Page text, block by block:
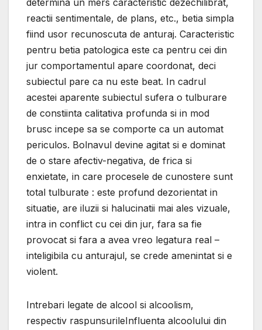
determina un mers caracteristic dezechilibrat,
reactii sentimentale, de plans, etc., betia simpla
fiind usor recunoscuta de anturaj. Caracteristic
pentru betia patologica este ca pentru cei din
jur comportamentul apare coordonat, deci
subiectul pare ca nu este beat. In cadrul
acestei aparente subiectul sufera o tulburare
de constiinta calitativa profunda si in mod
brusc incepe sa se comporte ca un automat
periculos. Bolnavul devine agitat si e dominat
de o stare afectiv-negativa, de frica si
enxietate, in care procesele de cunostere sunt
total tulburate : este profund dezorientat in
situatie, are iluzii si halucinatii mai ales vizuale,
intra in conflict cu cei din jur, fara sa fie
provocat si fara a avea vreo legatura real –
inteligibila cu anturajul, se crede amenintat si e
violent.
Intrebari legate de alcool si alcoolism,
respectiv raspunsurileInfluenta alcoolului din